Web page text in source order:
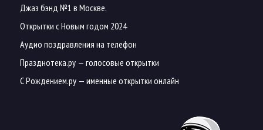
Джаз бэнд №1 в Москве.
Открытки с Новым годом 2024
Аудио поздравления на телефон
Празднотека.ру— голосовые открытки
С Рождением.ру— именные открытки онлайн